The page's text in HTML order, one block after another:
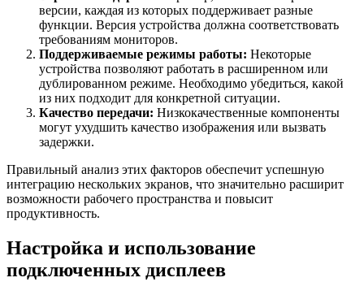
версии, каждая из которых поддерживает разные
функции. Версия устройства должна соответствовать
требованиям мониторов.
Поддерживаемые режимы работы: Некоторые
устройства позволяют работать в расширенном или
дублированном режиме. Необходимо убедиться, какой
из них подходит для конкретной ситуации.
Качество передачи: Низкокачественные компоненты
могут ухудшить качество изображения или вызвать
задержки.
Правильный анализ этих факторов обеспечит успешную
интеграцию нескольких экранов, что значительно расширит
возможности рабочего пространства и повысит
продуктивность.
Настройка и использование
подключенных дисплеев